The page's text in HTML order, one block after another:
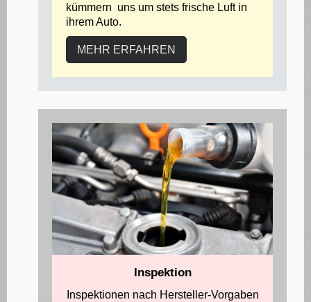
kümmern uns um stets frische Luft in
ihrem Auto.
MEHR ERFAHREN
Inspektion
Inspektionen nach Hersteller-Vorgaben